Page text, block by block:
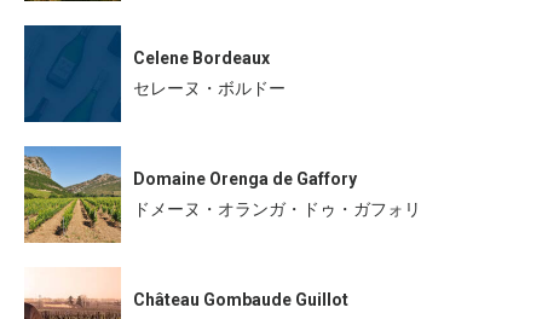
Celene Bordeaux
セレーヌ・ボルドー
Domaine Orenga de Gaffory
ドメーヌ・オランガ・ドゥ・ガフォリ
Château Gombaude Guillot